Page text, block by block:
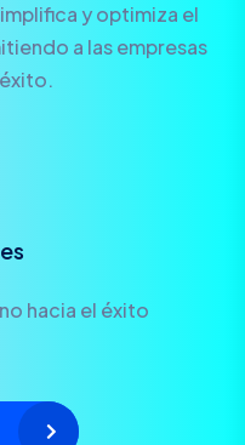
y optimiza el
a las empresas
hacia el éxito